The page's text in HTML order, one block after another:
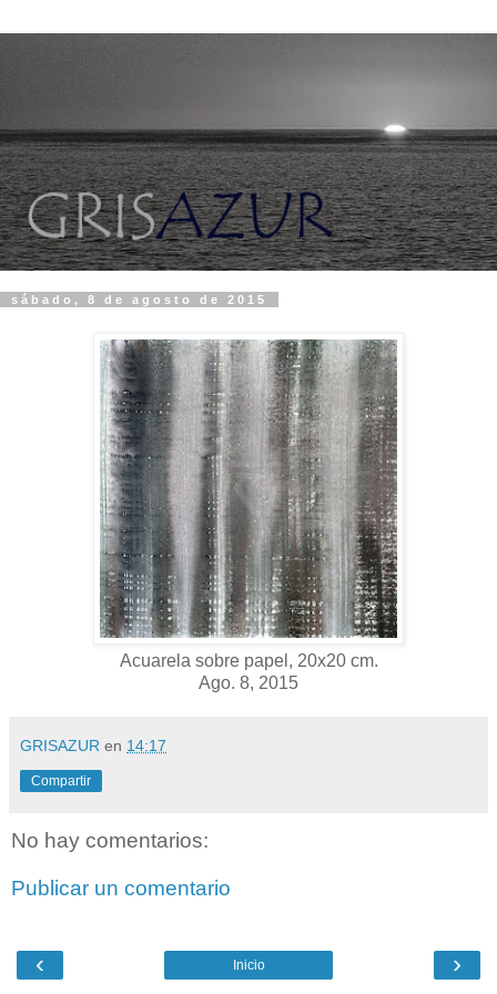
sábado, 8 de agosto de 2015
Acuarela sobre papel, 20x20 cm.
Ago. 8, 2015
GRISAZUR en 14:17
Compartir
No hay comentarios:
Publicar un comentario
‹ ›
Inicio